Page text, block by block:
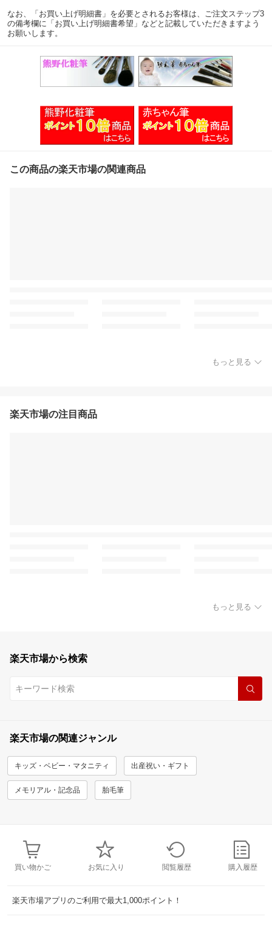
なお、「お買い上げ明細書」を必要とされるお客様は、ご注文ステップ3
の備考欄に「お買い上げ明細書希望」などと記載していただきますよう
お願いします。
この商品の楽天市場の関連商品
もっと見る
楽天市場の注目商品
もっと見る
楽天市場から検索
楽天市場の関連ジャンル
キッズ・ベビー・マタニティ 出産祝い・ギフト
メモリアル・記念品 胎毛筆
買い物かご お気に入り 閲覧履歴 購入履歴
楽天市場アプリのご利用で最大1,000ポイント！